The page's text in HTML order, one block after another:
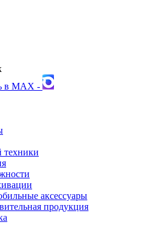
в MAX -
техники
аксессуары
продукция